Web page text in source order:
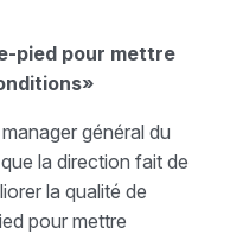
pied pour mettre
général du
la direction fait de
la qualité de
pour mettre